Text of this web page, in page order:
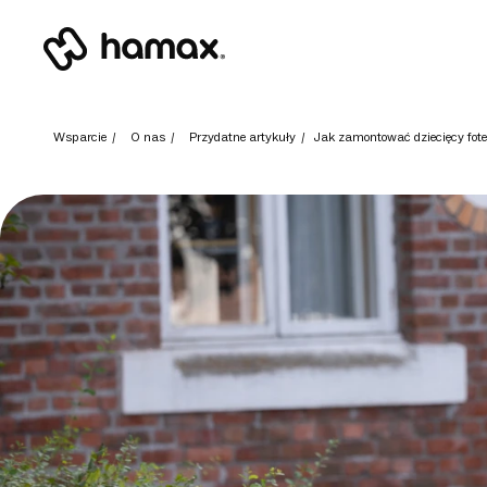
Wsparcie / O nas / Przydatne artykuły / Jak zamontować dziecięcy